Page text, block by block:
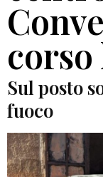
Sul posto
fuoco